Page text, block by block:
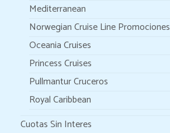
Mediterranean
Norwegian Cruise Line Promociones
Oceania Cruises
Princess Cruises
Pullmantur Cruceros
Royal Caribbean
Cuotas Sin Interes